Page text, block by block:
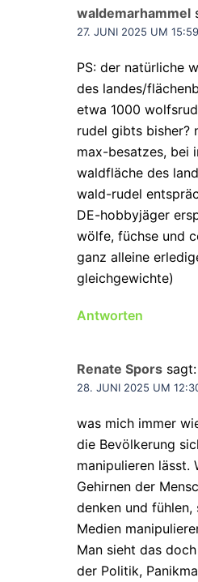
waldemarhammel
27. JUNI 2025 UM
PS: der natürliche
des landes/
etwa 1000
rudel gibts bisher?
max-besatzes, bei
waldfläche des
wald-rudel
DE-hobbyjäger
wölfe, füchse und
ganz alleine
gleichgewichte)
Antworten
Renate Spors sagt:
28. JUNI 2025 UM
was mich immer
die Bevölkerung
manipulieren lässt.
Gehirnen der
denken und
Medien
Man sieht das
der Politik,